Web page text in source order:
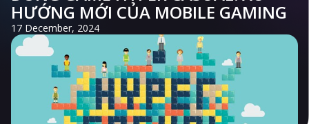
HƯỚNG MỚI CỦA MOBILE GAMING
17 December, 2024